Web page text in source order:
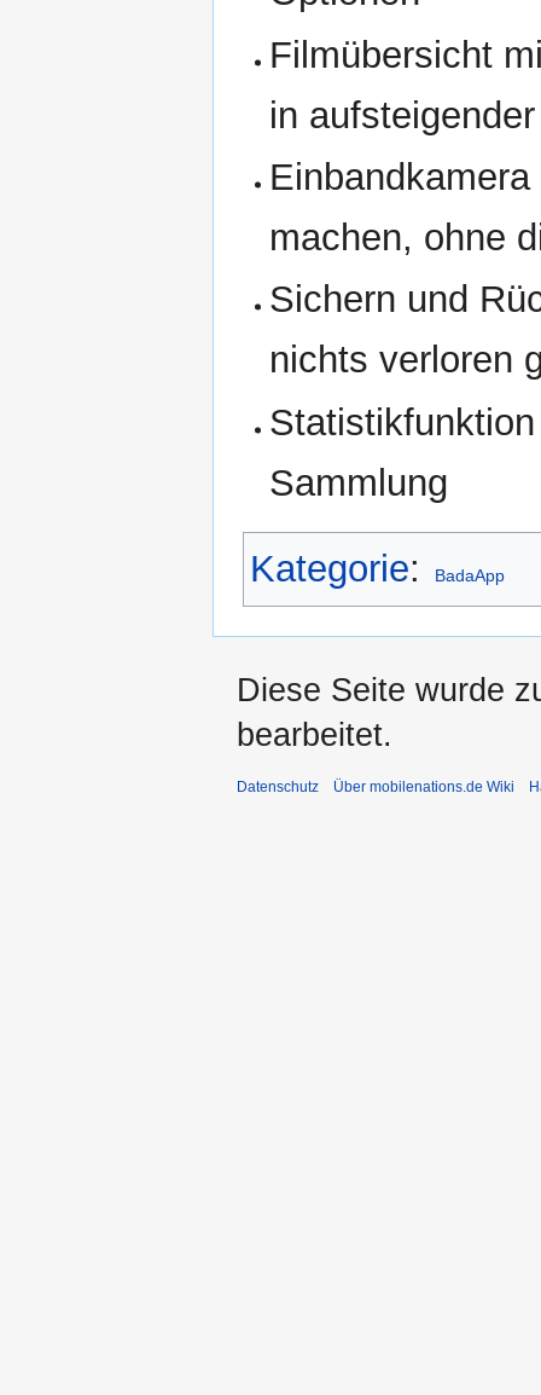
Filmübersicht
in
machen, ohne
Sichern und
nichts verloren
Sammlung
Kategorie: BadaApp
Diese Seite wurde
bearbeitet.
Datenschutz Über mobilenations.de Wiki